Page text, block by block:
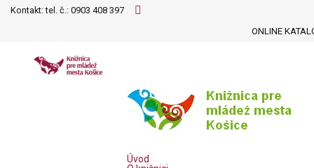
Kontakt: tel. č.: 0903 408 397
ONLINE
Úvod